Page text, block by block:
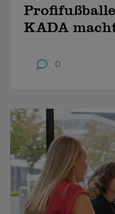
KADA
0